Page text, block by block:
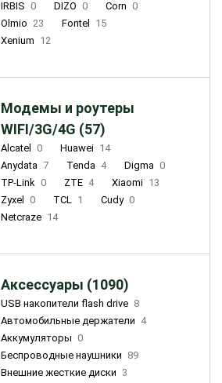
IRBIS 0 DIZO 0 Corn 0
Olmio 23 Fontel
15
Xenium 12
Модемы и роутеры
WIFI/3G/4G (57)
Alcatel 0 Huawei 14
Anydata 7 Tenda 4 Digma 0
TP-Link 0 ZTE 4 Xiaomi 13
Zyxel
0 TCL 1 Cudy 0
Netcraze 14
Аксессуары (1090)
USB накопители flash drive 8
Автомобильные держатели 4
Аккумуляторы 0
Беспроводные наушники 89
Внешние жесткие диски 3